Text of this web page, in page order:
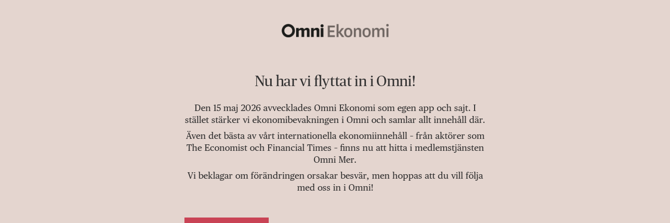
Nu har vi flyttat in i Omni!
Den 15 maj 2026 avvecklades Omni Ekonomi som egen app och sajt. I
stället stärker vi ekonomibevakningen i Omni och samlar allt innehåll där.
Även det bästa av vårt internationella ekonomiinnehåll – från aktörer som
The Economist och Financial Times – finns nu att hitta i medlemstjänsten
Omni Mer.
Vi beklagar om förändringen orsakar besvär, men hoppas att du vill följa
med oss in i Omni!